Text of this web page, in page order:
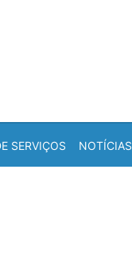
SERVIÇOS NOTÍCIAS